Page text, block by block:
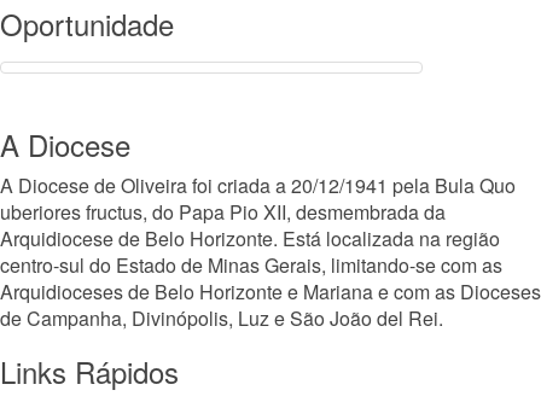
Oportunidade
A Diocese
A Diocese de Oliveira foi criada a 20/12/1941 pela Bula Quo
uberiores fructus, do Papa Pio XII, desmembrada da
Arquidiocese de Belo Horizonte. Está localizada na região
centro-sul do Estado de Minas Gerais, limitando-se com as
Arquidioceses de Belo Horizonte e Mariana e com as Dioceses
de Campanha, Divinópolis, Luz e São João del Rei.
Links Rápidos